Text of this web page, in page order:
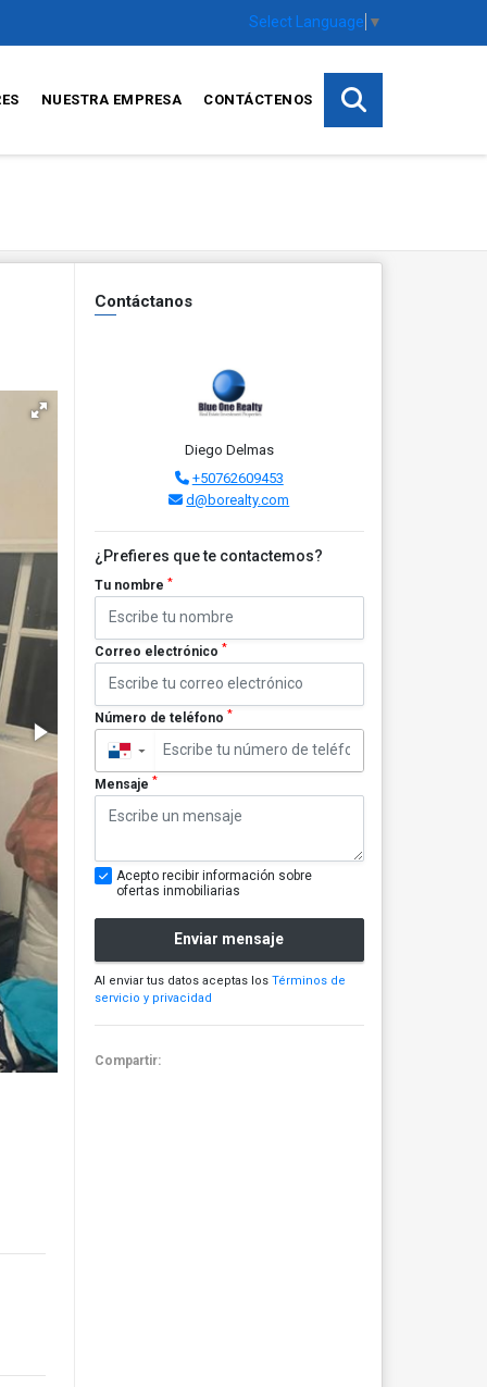
Select Language ▼
NUESTRA EMPRESA CONTÁCTENOS
Contáctanos
Diego Delmas
+50762609453
d@borealty.com
¿Prefieres que te contactemos?
Tu nombre *
Correo electrónico *
Número de teléfono *
▼
Mensaje *
Acepto recibir información sobre
ofertas inmobiliarias
Enviar mensaje
Al enviar tus datos aceptas los Términos de
servicio y privacidad
Compartir: